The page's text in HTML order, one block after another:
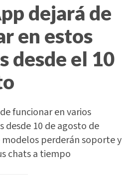
dejará de
en estos
desde el 10
funcionar en varios
desde 10 de agosto de
modelos perderán soporte y
chats a tiempo